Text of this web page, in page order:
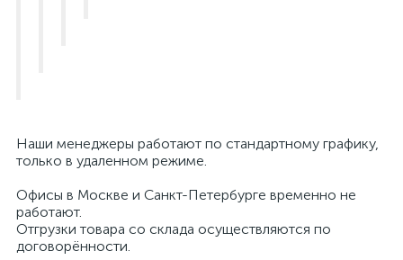
Наши менеджеры работают по стандартному графику,
только в удаленном режиме.
Офисы в Москве и Санкт-Петербурге временно не
работают.
Отгрузки товара со склада осуществляются по
договорённости.